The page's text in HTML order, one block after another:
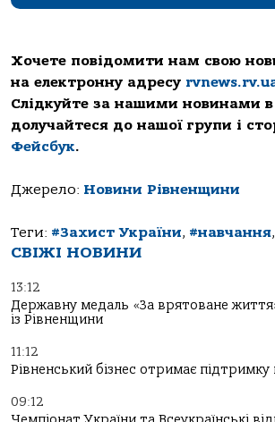
Хочете повідомити нам свою
на електронну адресу
Слідкуйте за нашими новинами в
долучайтеся до нашої групи і
Фейсбук.
Джерело: Новини Рівненщини
Теги: #Захист України, #навчання,
СВІЖІ НОВИНИ
13:12
Державну медаль «За врятоване
із Рівненщини
11:12
Рівненський бізнес отримає підтримку
09:12